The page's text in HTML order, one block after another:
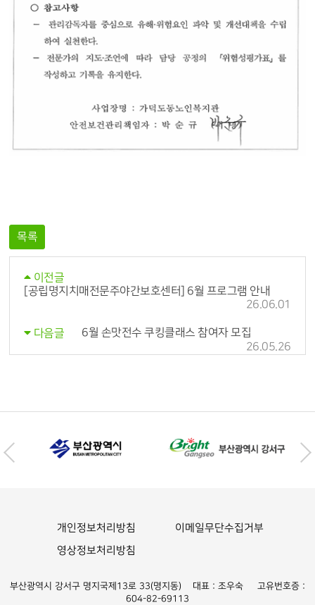
목록
이전글
[공립명지치매전문주야간보호센터] 6월 프로그램 안내
26.06.01
다음글
6월 손맛전수 쿠킹클래스 참여자 모집
26.05.26
개인정보처리방침
이메일무단수집거부
영상정보처리방침
부산광역시 강서구 명지국제13로 33(명지동) 대표 : 조우숙 고유번호증 :
604-82-69113